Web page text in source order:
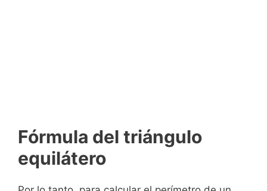
Fórmula del triángulo
equilátero